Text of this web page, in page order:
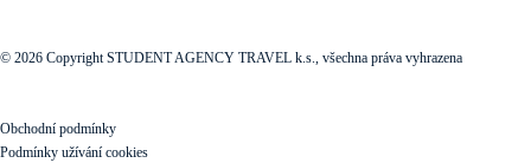
© 2026 Copyright STUDENT AGENCY TRAVEL k.s., všechna práva vyhrazena
Obchodní podmínky
Podmínky užívání cookies